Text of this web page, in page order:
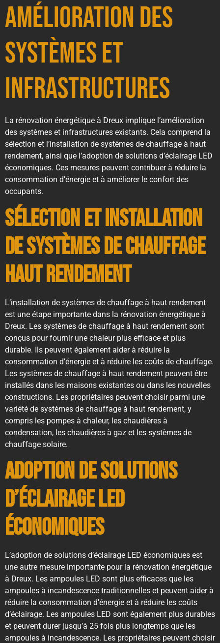
Amélioration des
Systèmes et
Infrastructures
La rénovation énergétique à Dreux implique l’amélioration
des systèmes et infrastructures existants. Cela comprend la
sélection et l’installation de systèmes de chauffage à haut
rendement, ainsi que l’adoption de solutions d’éclairage LED
économiques. Ces mesures peuvent contribuer à réduire la
consommation d’énergie et à améliorer le confort des
occupants.
Sélection et installation
de systèmes de chauffage
haut rendement
L’installation de systèmes de chauffage à haut rendement
est une étape importante dans la rénovation énergétique à
Dreux. Les systèmes de chauffage à haut rendement sont
conçus pour fournir une chaleur plus efficace et plus
durable. Ils peuvent également aider à réduire la
consommation d’énergie et à réduire les coûts de chauffage.
Les systèmes de chauffage à haut rendement peuvent être
installés dans les maisons existantes ou dans les nouvelles
constructions. Les propriétaires peuvent choisir parmi une
variété de systèmes de chauffage à haut rendement, y
compris les pompes à chaleur, les chaudières à
condensation, les chaudières à gaz et les systèmes de
chauffage solaire.
Adoption de solutions
d’éclairage LED
économiques
L’adoption de solutions d’éclairage LED économiques est
une autre mesure importante pour la rénovation énergétique
à Dreux. Les ampoules LED sont plus efficaces que les
ampoules à incandescence traditionnelles et peuvent aider à
réduire la consommation d’énergie et à réduire les coûts
d’éclairage. Les ampoules LED sont également plus durables
et peuvent durer jusqu’à 25 fois plus longtemps que les
ampoules à incandescence. Les propriétaires peuvent choisir